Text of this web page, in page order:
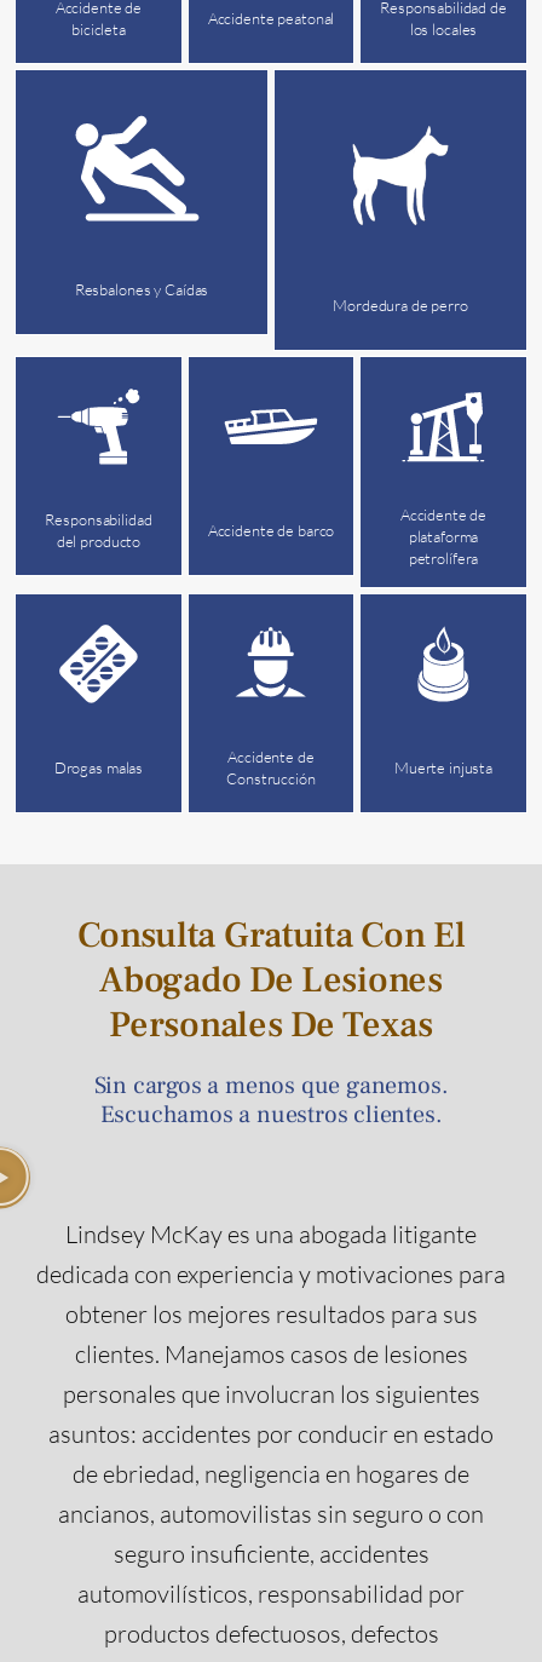
Accidente de
bicicleta
Accidente peatonal
Responsabilidad de
los locales
Resbalones y Caídas
Mordedura de perro
Responsabilidad
del producto
Accidente de barco
Accidente de
plataforma
petrolífera
Drogas malas
Accidente de
Construcción
Muerte injusta
Consulta Gratuita Con El
Abogado De Lesiones
Personales De Texas
Sin cargos a menos que ganemos.
Escuchamos a nuestros clientes.
Lindsey McKay es una abogada litigante
dedicada con experiencia y motivaciones para
obtener los mejores resultados para sus
clientes. Manejamos casos de lesiones
personales que involucran los siguientes
asuntos: accidentes por conducir en estado
de ebriedad, negligencia en hogares de
ancianos, automovilistas sin seguro o con
seguro insuficiente, accidentes
automovilísticos, responsabilidad por
productos defectuosos, defectos